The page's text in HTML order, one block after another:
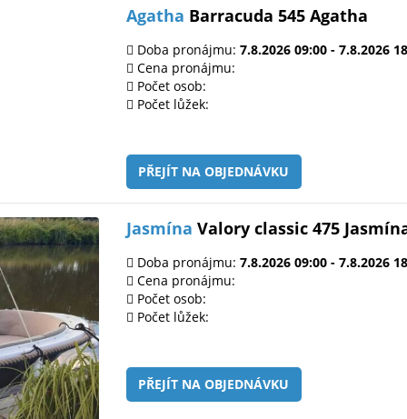
Agatha Barracuda 545 Agatha
Doba pronájmu: 7.8.2026 09:00 - 7.8.2026
Cena pronájmu:
Počet osob:
Počet lůžek:
PŘEJÍT NA OBJEDNÁVKU
Jasmína Valory classic 475
Doba pronájmu: 7.8.2026 09:00 - 7.8.2026
Cena pronájmu:
Počet osob:
Počet lůžek:
PŘEJÍT NA OBJEDNÁVKU